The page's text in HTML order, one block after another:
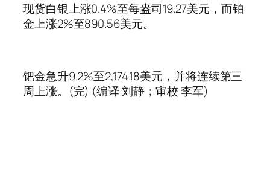
现货白银上涨0.4%至每盎司19.27美元，而铂
金上涨2%至890.56美元。
钯金急升9.2%至2,174.18美元，并将连续第三
周上涨。(完) (编译 刘静；审校 李军)